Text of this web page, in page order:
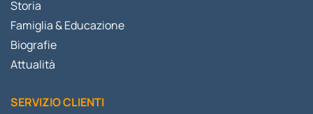
Storia
Famiglia & Educazione
Biografie
Attualità
SERVIZIO CLIENTI